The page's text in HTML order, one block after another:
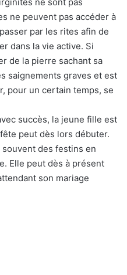
ne peuvent pas accéder à
par les rites afin de
dans la vie active. Si
de la pierre sachant sa
saignements graves et est
pour un certain temps, se
succès, la jeune fille est
peut dès lors débuter.
des festins en
Elle peut dès à présent
son mariage